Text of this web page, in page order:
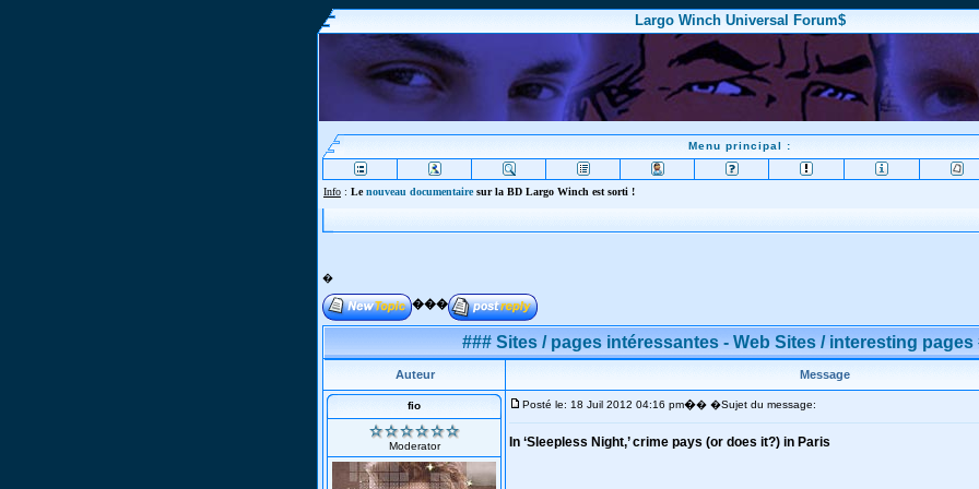
Largo Winch Universal Forum$
Menu principal :
Info : Lenouveau documentairesur la BD Largo Winch est sorti !
�
���
### Sites / pages intéressantes - Web Sites / interesting pages
Auteur Message
fio
Moderator
Posté le: 18 Juil 2012 04:16 pm�� �Sujet du message:
In ‘Sleepless Night,’ crime pays (or does it?) in Paris